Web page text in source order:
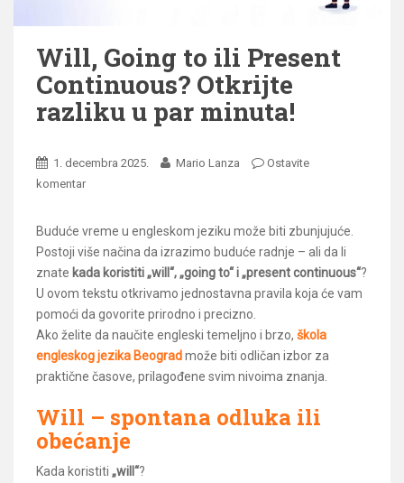
Will, Going to ili Present
Continuous? Otkrijte
razliku u par minuta!
1. decembra 2025. Mario Lanza
Ostavite
komentar
Buduće vreme u engleskom jeziku može biti zbunjujuće.
Postoji više načina da izrazimo buduće radnje – ali da li
znate kada koristiti „will“, „going to“ i „present continuous“?
U ovom tekstu otkrivamo jednostavna pravila koja će vam
pomoći da govorite prirodno i precizno.
Ako želite da naučite engleski temeljno i brzo, škola
engleskog jezika Beogradmože biti odličan izbor za
praktične časove, prilagođene svim nivoima znanja.
Will – spontana odluka ili
obećanje
Kada koristiti „will“?